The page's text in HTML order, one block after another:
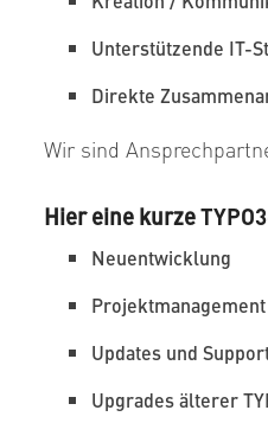
Unterstützende IT-
Direkte
Wir sind
Hier eine kurze
Neuentwicklung
Updates und
Upgrades älterer